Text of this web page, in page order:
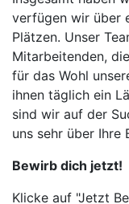
verfügen wir über
Plätzen. Unser
Mitarbeitenden,
für das Wohl
ihnen täglich ein
sind wir auf der
uns sehr über Ihre
Bewirb dich jetzt!
Klicke auf "Jetzt